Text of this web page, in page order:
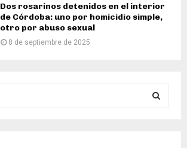
Dos rosarinos detenidos en el interior
de Córdoba: uno por homicidio simple,
otro por abuso sexual
8 de septiembre de 2025